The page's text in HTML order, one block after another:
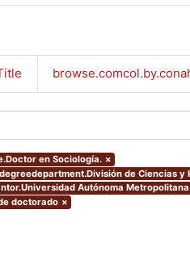
en Sociología. ×
de Ciencias y
Autónoma
doctorado ×